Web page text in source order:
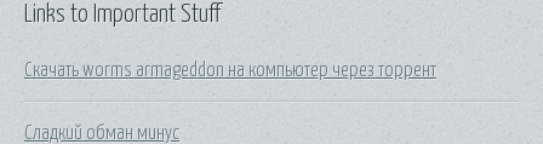
Links to Important Stuff
Скачать worms armageddon на компьютер через торрент
Сладкий обман минус